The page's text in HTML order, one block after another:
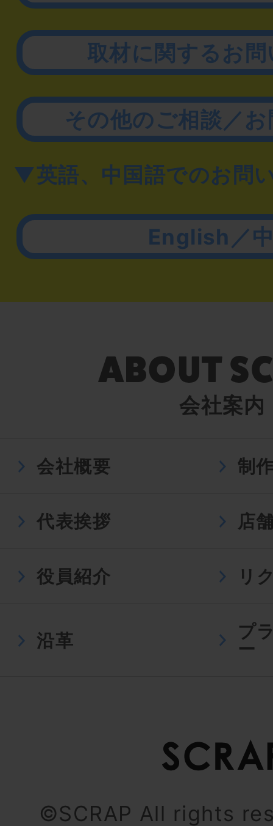
取材に関するお
その他のご相談／
▼英語、中国語でのお問
English／
会社案内
会社概要 制
代表挨拶 店
役員紹介 リ
沿革
プ
ー
©SCRAP All rights